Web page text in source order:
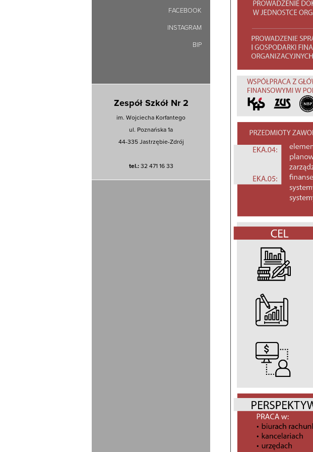
FACEBOOK
INSTAGRAM
BIP
Zespół Szkół Nr 2
im. Wojciecha Korfantego
ul. Poznańska 1a
44-335 Jastrzębie-Zdrój
tel.:32 471 16 33